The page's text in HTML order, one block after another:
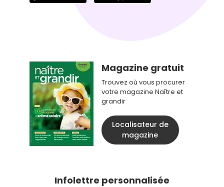
Magazine gratuit
Trouvez où vous procurer
votre magazine Naître et
grandir
Localisateur de
magazine
Infolettre personnalisée